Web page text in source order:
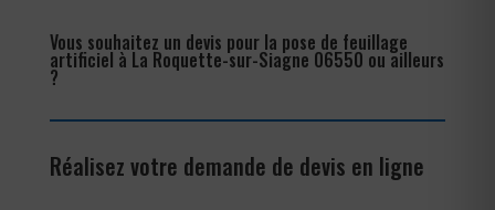
Vous souhaitez un devis pour la pose de feuillage
artificiel à La Roquette-sur-Siagne 06550 ou ailleurs
?
Réalisez votre demande de devis en ligne